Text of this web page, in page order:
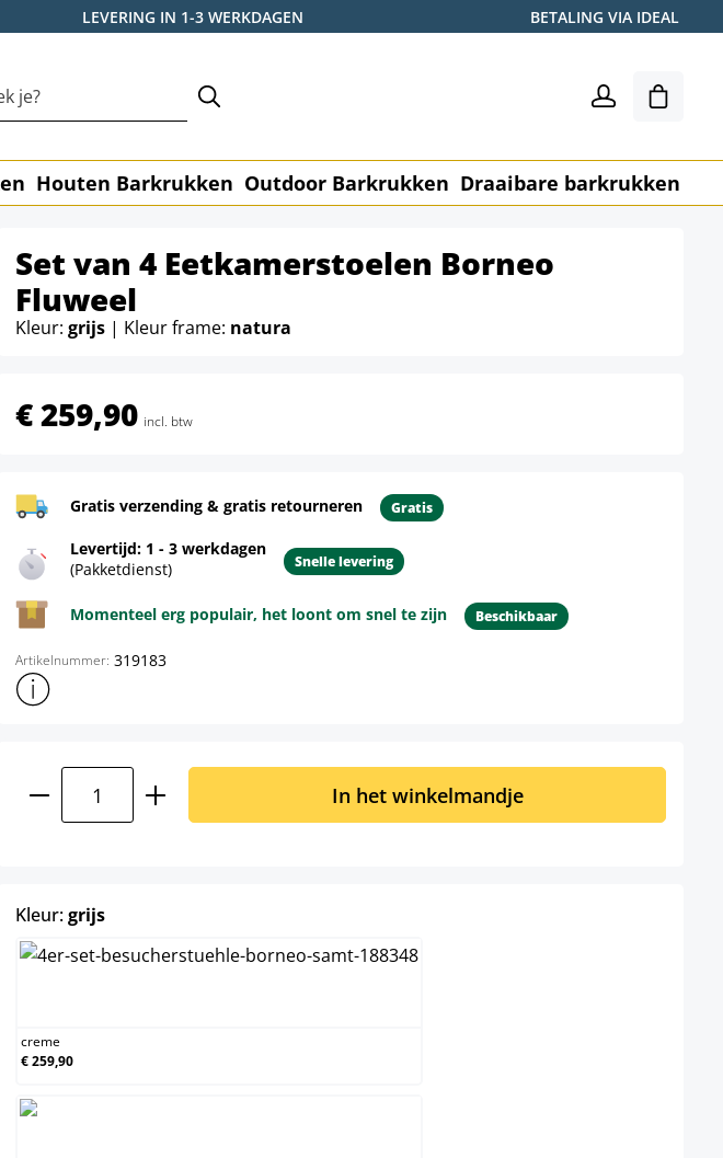
LEVERING IN 1-3 WERKDAGEN BETALING VIA IDEAL
Houten Barkrukken Outdoor Barkrukken Draaibare barkrukken
Set van 4 Eetkamerstoelen Borneo
Fluweel
Kleur: grijs | Kleur frame: natura
€ 259,90 incl. btw
Gratis verzending & gratis retourneren Gratis
Levertijd: 1 - 3 werkdagen
(Pakketdienst)
Snelle levering
Momenteel erg populair, het loont om snel te zijn Beschikbaar
Artikelnummer: 319183
Toon meer productinformatie
Producthoeveelheid: Voer de gewenste hoeveelheid in
In het winkelmandje
Kleur:grijsselect
creme
€ 259,90